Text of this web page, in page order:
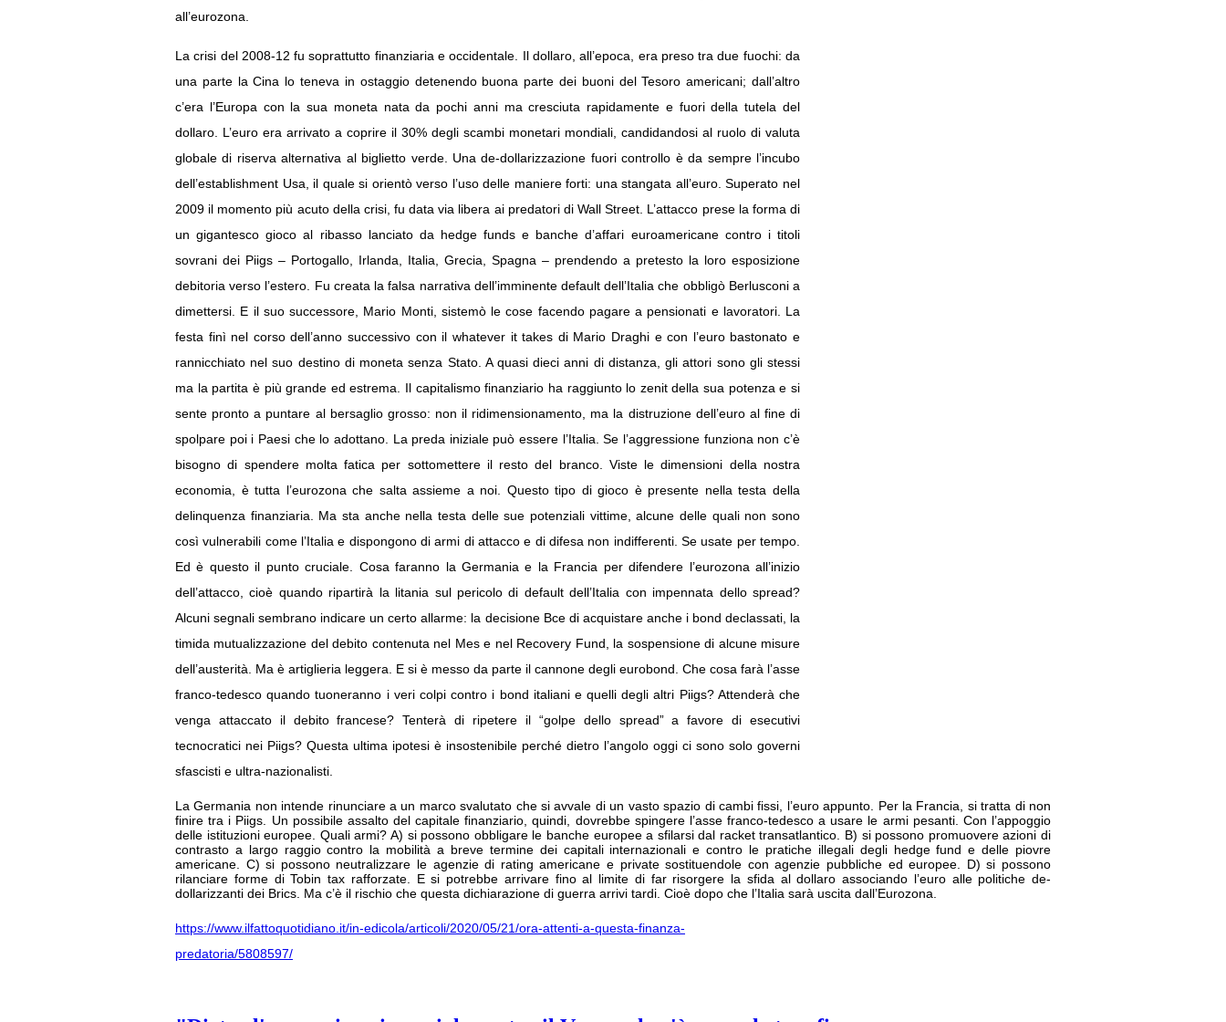
all’eurozona.
La crisi del 2008-12 fu soprattutto finanziaria e occidentale. Il dollaro, all’epoca, era preso tra due fuochi: da
una parte la Cina lo teneva in ostaggio detenendo buona parte dei buoni del Tesoro americani; dall’altro
c’era l’Europa con la sua moneta nata da pochi anni ma cresciuta rapidamente e fuori della tutela del
dollaro. L’euro era arrivato a coprire il 30% degli scambi monetari mondiali, candidandosi al ruolo di valuta
globale di riserva alternativa al biglietto verde. Una de-dollarizzazione fuori controllo è da sempre l’incubo
dell’establishment Usa, il quale si orientò verso l’uso delle maniere forti: una stangata all’euro. Superato nel
2009 il momento più acuto della crisi, fu data via libera ai predatori di Wall Street. L’attacco prese la forma di
un gigantesco gioco al ribasso lanciato da hedge funds e banche d’affari euroamericane contro i titoli
sovrani dei Piigs – Portogallo, Irlanda, Italia, Grecia, Spagna – prendendo a pretesto la loro esposizione
debitoria verso l’estero. Fu creata la falsa narrativa dell’imminente default dell’Italia che obbligò Berlusconi a
dimettersi. E il suo successore, Mario Monti, sistemò le cose facendo pagare a pensionati e lavoratori. La
festa finì nel corso dell’anno successivo con il whatever it takes di Mario Draghi e con l’euro bastonato e
rannicchiato nel suo destino di moneta senza Stato. A quasi dieci anni di distanza, gli attori sono gli stessi
ma la partita è più grande ed estrema. Il capitalismo finanziario ha raggiunto lo zenit della sua potenza e si
sente pronto a puntare al bersaglio grosso: non il ridimensionamento, ma la distruzione dell’euro al fine di
spolpare poi i Paesi che lo adottano. La preda iniziale può essere l’Italia. Se l’aggressione funziona non c’è
bisogno di spendere molta fatica per sottomettere il resto del branco. Viste le dimensioni della nostra
economia, è tutta l’eurozona che salta assieme a noi. Questo tipo di gioco è presente nella testa della
delinquenza finanziaria. Ma sta anche nella testa delle sue potenziali vittime, alcune delle quali non sono
così vulnerabili come l’Italia e dispongono di armi di attacco e di difesa non indifferenti. Se usate per tempo.
Ed è questo il punto cruciale. Cosa faranno la Germania e la Francia per difendere l’eurozona all’inizio
dell’attacco, cioè quando ripartirà la litania sul pericolo di default dell’Italia con impennata dello spread?
Alcuni segnali sembrano indicare un certo allarme: la decisione Bce di acquistare anche i bond declassati, la
timida mutualizzazione del debito contenuta nel Mes e nel Recovery Fund, la sospensione di alcune misure
dell’austerità. Ma è artiglieria leggera. E si è messo da parte il cannone degli eurobond. Che cosa farà l’asse
franco-tedesco quando tuoneranno i veri colpi contro i bond italiani e quelli degli altri Piigs? Attenderà che
venga attaccato il debito francese? Tenterà di ripetere il “golpe dello spread” a favore di esecutivi
tecnocratici nei Piigs? Questa ultima ipotesi è insostenibile perché dietro l’angolo oggi ci sono solo governi
sfascisti e ultra-nazionalisti.
La Germania non intende rinunciare a un marco svalutato che si avvale di un vasto spazio di cambi fissi, l’euro appunto. Per la Francia, si tratta di non
finire tra i Piigs. Un possibile assalto del capitale finanziario, quindi, dovrebbe spingere l’asse franco-tedesco a usare le armi pesanti. Con l’appoggio
delle istituzioni europee. Quali armi? A) si possono obbligare le banche europee a sfilarsi dal racket transatlantico. B) si possono promuovere azioni di
contrasto a largo raggio contro la mobilità a breve termine dei capitali internazionali e contro le pratiche illegali degli hedge fund e delle piovre
americane. C) si possono neutralizzare le agenzie di rating americane e private sostituendole con agenzie pubbliche ed europee. D) si possono
rilanciare forme di Tobin tax rafforzate. E si potrebbe arrivare fino al limite di far risorgere la sfida al dollaro associando l’euro alle politiche de-
dollarizzanti dei Brics. Ma c’è il rischio che questa dichiarazione di guerra arrivi tardi. Cioè dopo che l’Italia sarà uscita dall’Eurozona.
https://www.ilfattoquotidiano.it/in-edicola/articoli/2020/05/21/ora-attenti-a-questa-finanza-
predatoria/5808597/